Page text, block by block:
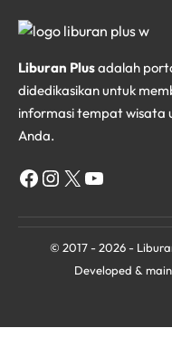
Liburan Plusadalah
didedikasikan untuk
informasi tempat wisata
Anda.
Facebook
Instagram
X YouTube
© 2017 - 2026 -
Developed &